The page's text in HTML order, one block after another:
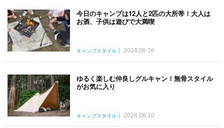
今日のキャンプは12人と2匹の大所帯！大人は
お酒、子供は遊びで大満喫
キャンプスタイル 2024.06.16
ゆるく楽しむ仲良しグルキャン！無骨スタイル
がお気に入り
キャンプスタイル 2024.06.10